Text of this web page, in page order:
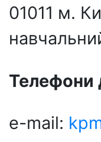
01011 м.
Телефони
e-mail: